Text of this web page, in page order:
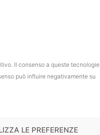
Il consenso a queste tecnologie
può influire negativamente su
LE PREFERENZE